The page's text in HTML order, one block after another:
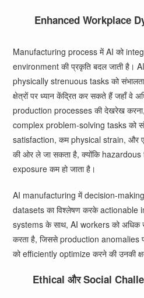
Enhanced Workplace
Manufacturing process में AI को
environment की प्रकृति बदल जाती है।
physically strenuous tasks को
क्षेत्रों पर ध्यान केंद्रित कर सकते हैं जहाँ वे
production processes की देखरेख
complex problem-solving tasks को
satisfaction, कम physical strain, और
की ओर ले जा सकता है, क्योंकि hazardous
exposure कम हो जाता है।
AI manufacturing में decision-making
datasets का विश्लेषण करके actionable
systems के साथ, AI workers को अधिक
करता है, जिससे production anomalies
को efficiently optimize करने की उनकी
Ethical और Social